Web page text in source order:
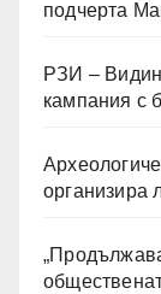
подчерта
РЗИ –
кампания с
организира